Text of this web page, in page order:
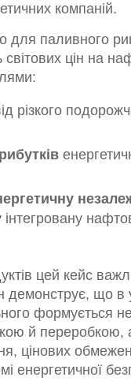
компаній.
для паливного
цін на
різкого
інтегровану
цей кейс
демонструє, що в
формується
й переробкою,
цінових
енергетичної